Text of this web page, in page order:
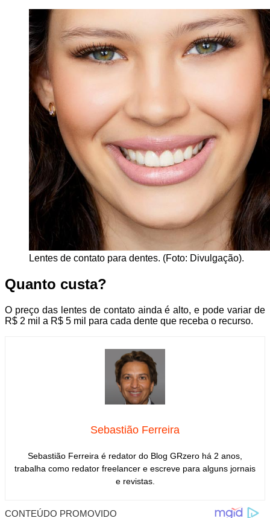
Lentes de contato para dentes. (Foto: Divulgação).
Quanto custa?
O preço das lentes de contato ainda é alto, e pode variar de
R$ 2 mil a R$ 5 mil para cada dente que receba o recurso.
Sebastião Ferreira
Sebastião Ferreira é redator do Blog GRzero há 2 anos,
trabalha como redator freelancer e escreve para alguns jornais
e revistas.